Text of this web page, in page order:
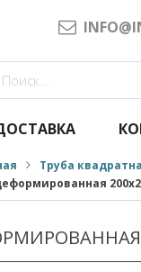
Труба